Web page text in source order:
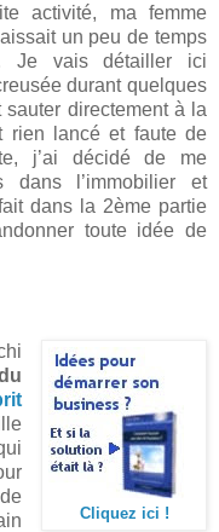
activité, ma femme
un peu de temps
Je vais détailler ici
durant quelques
directement à la
rien lancé et faute de
j’ai décidé de me
dans l’immobilier et
dans la 2ème partie
toute idée de
Cliquez ici !